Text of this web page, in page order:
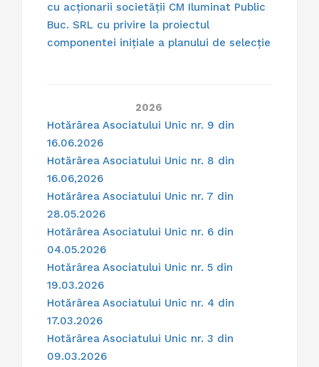
cu acționarii societății CM Iluminat Public
Buc. SRL cu privire la proiectul
componentei inițiale a planului de selecție
2026
Hotărârea Asociatului Unic nr. 9 din
16.06.2026
Hotărârea Asociatului Unic nr. 8 din
16.06,2026
Hotărârea Asociatului Unic nr. 7 din
28.05.2026
Hotărârea Asociatului Unic nr. 6 din
04.05.2026
Hotărârea Asociatului Unic nr. 5 din
19.03.2026
Hotărârea Asociatului Unic nr. 4 din
17.03.2026
Hotărârea Asociatului Unic nr. 3 din
09.03.2026